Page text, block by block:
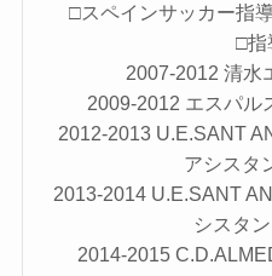
□スペインサッカー指
□指
2007-2012 清水
2009-2012 エスパル
2012-2013 U.E.SANT
アシスタ
2013-2014 U.E.SANT
シスタ
2014-2015